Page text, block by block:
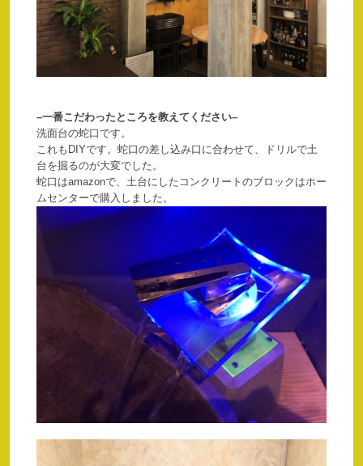
–一番こだわったところを教えてください–
洗面台の蛇口です。
これもDIYです。蛇口の差し込み口に合わせて、ドリルで土
台を掘るのが大変でした。
蛇口はamazonで、土台にしたコンクリートのブロックはホー
ムセンターで購入しました。